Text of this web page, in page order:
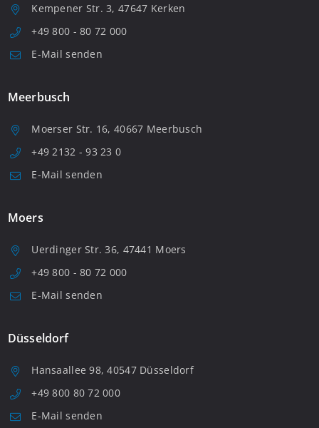
Kempener Str. 3, 47647 Kerken
+49 800 - 80 72 000
E-Mail senden
Meerbusch
Moerser Str. 16, 40667 Meerbusch
+49 2132 - 93 23 0
E-Mail senden
Moers
Uerdinger Str. 36, 47441 Moers
+49 800 - 80 72 000
E-Mail senden
Düsseldorf
Hansaallee 98, 40547 Düsseldorf
+49 800 80 72 000
E-Mail senden